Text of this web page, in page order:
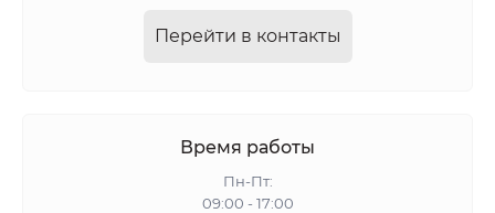
Перейти в контакты
Время работы
Пн-Пт:
09:00 - 17:00